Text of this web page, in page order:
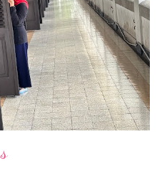
PT Alfa Mitramart Utama. 2.
Alfamidi bermula saat pertama
Tepat pada tanggal tersebut,
Indonesia, yaitu Djok...